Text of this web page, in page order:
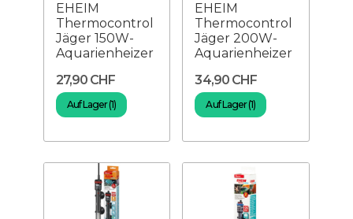
EHEIM
Thermocontrol
Jäger 150W-
Aquarienheizer
27,90 CHF
Auf Lager (1)
EHEIM
Thermocontrol
Jäger 200W-
Aquarienheizer
34,90 CHF
Auf Lager (1)